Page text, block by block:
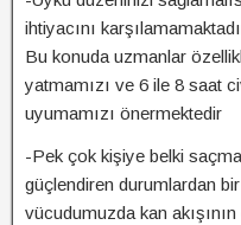
ihtiyacını
Bu konuda uzmanlar
yatmamızı ve 6 ile 8 saat
uyumamızı önermektedir
-Pek çok kişiye belki
güçlendiren durumlardan
vücudumuzda kan